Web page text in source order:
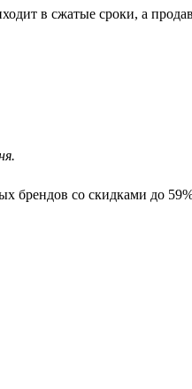
в сжатые сроки, а
брендов со скидками до